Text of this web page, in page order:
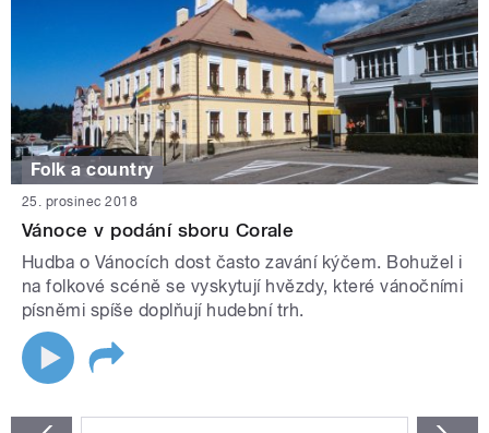
Folk a country
25. prosinec 2018
Vánoce v podání sboru Corale
Hudba o Vánocích dost často zavání kýčem. Bohužel i
na folkové scéně se vyskytují hvězdy, které vánočními
písněmi spíše doplňují hudební trh.